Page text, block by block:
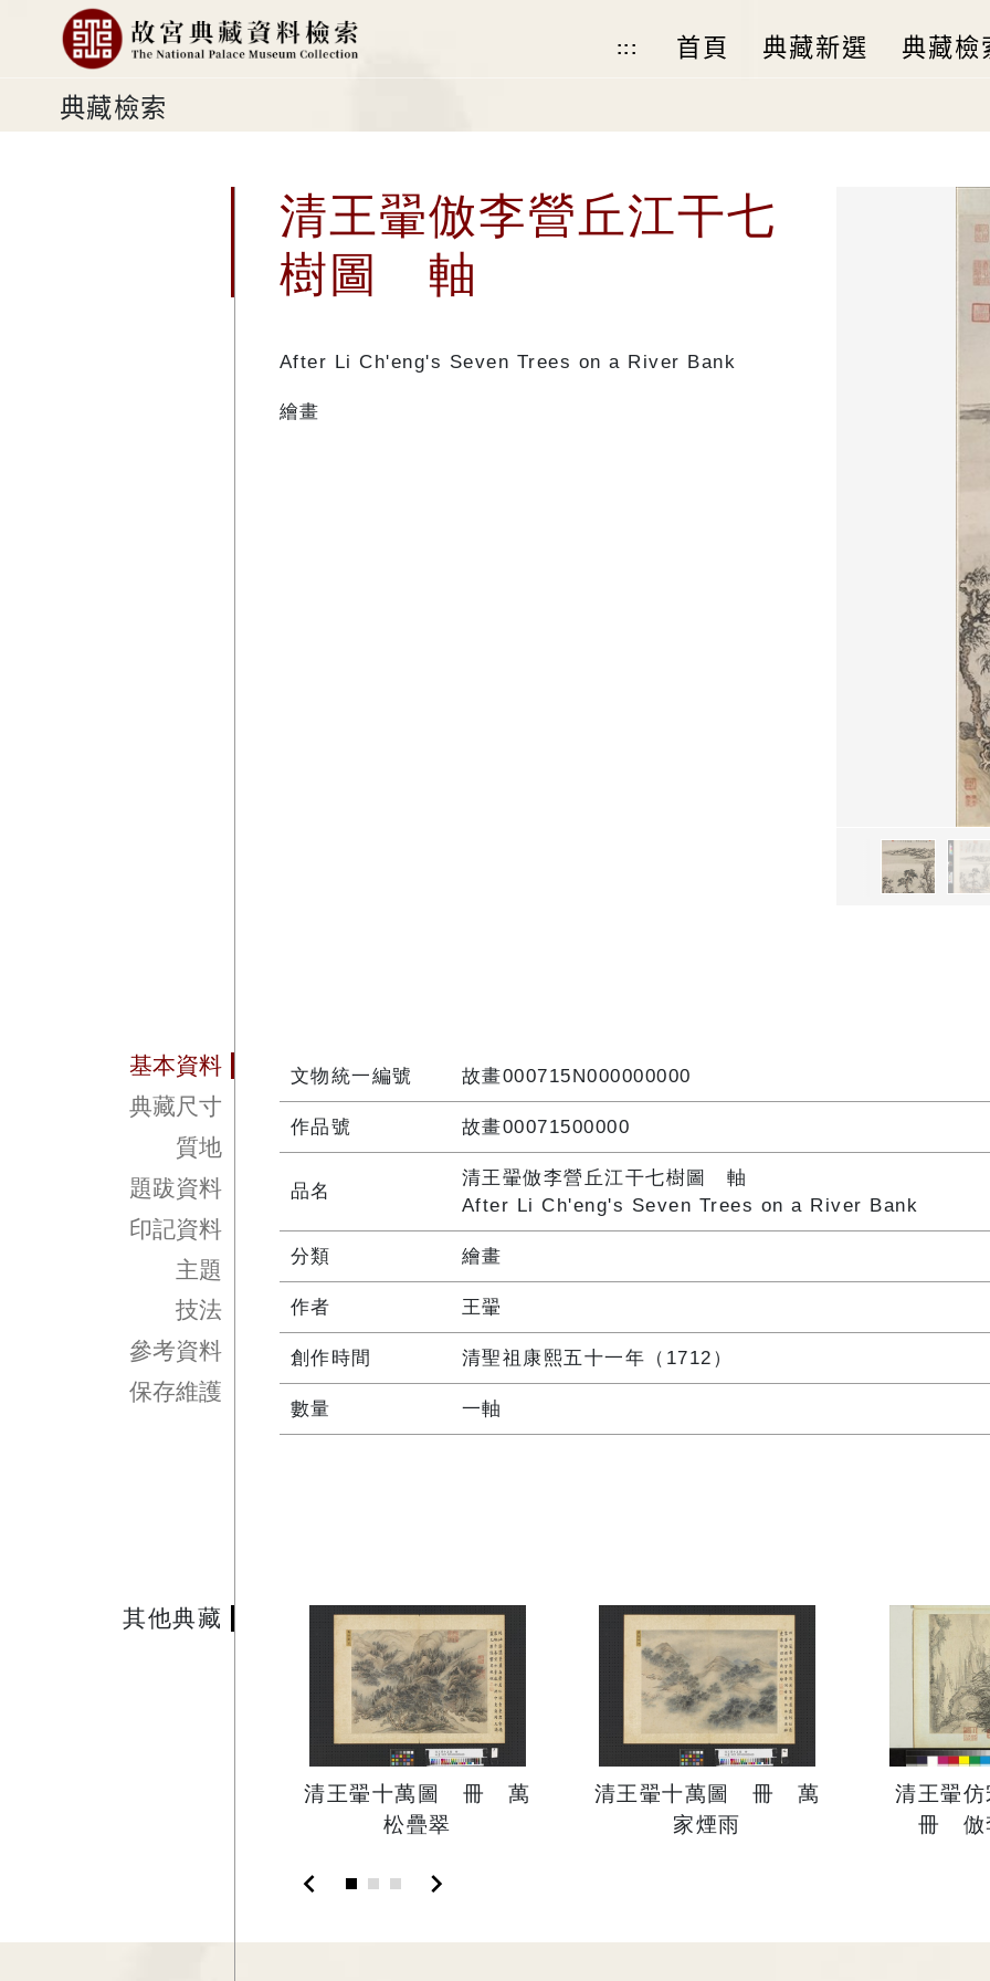
::: 首頁 典藏新選 典藏檢
典藏檢索
清王翬倣李營丘江干七
樹圖 軸
After Li Ch'eng's Seven Trees on a River Bank
繪畫
基本資料
典藏尺寸
質地
題跋資料
印記資料
主題
技法
參考資料
保存維護
文物統一編號 故畫000715N000000000
作品號 故畫00071500000
品名
清王翬倣李營丘江干七樹圖 軸
After Li Ch'eng's Seven Trees on a River Bank
分類 繪畫
作者 王翬
創作時間 清聖祖康熙五十一年（1712）
數量 一軸
其他典藏
清王翬十萬圖 冊 萬
松疊翠
清王翬十萬圖 冊 萬
家煙雨
清王翬
冊 倣
chevron_left chevron_right